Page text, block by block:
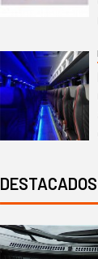
DESTACADOS